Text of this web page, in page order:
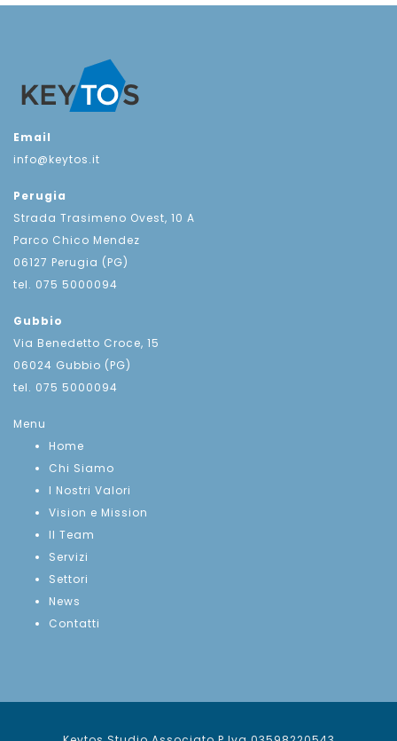
Email
info@keytos.it
Perugia
Strada Trasimeno Ovest, 10 A
Parco Chico Mendez
06127 Perugia (PG)
tel. 075 5000094
Gubbio
Via Benedetto Croce, 15
06024 Gubbio (PG)
tel. 075 5000094
Menu
Home
Chi Siamo
I Nostri Valori
Vision e Mission
Il Team
Servizi
Settori
News
Contatti